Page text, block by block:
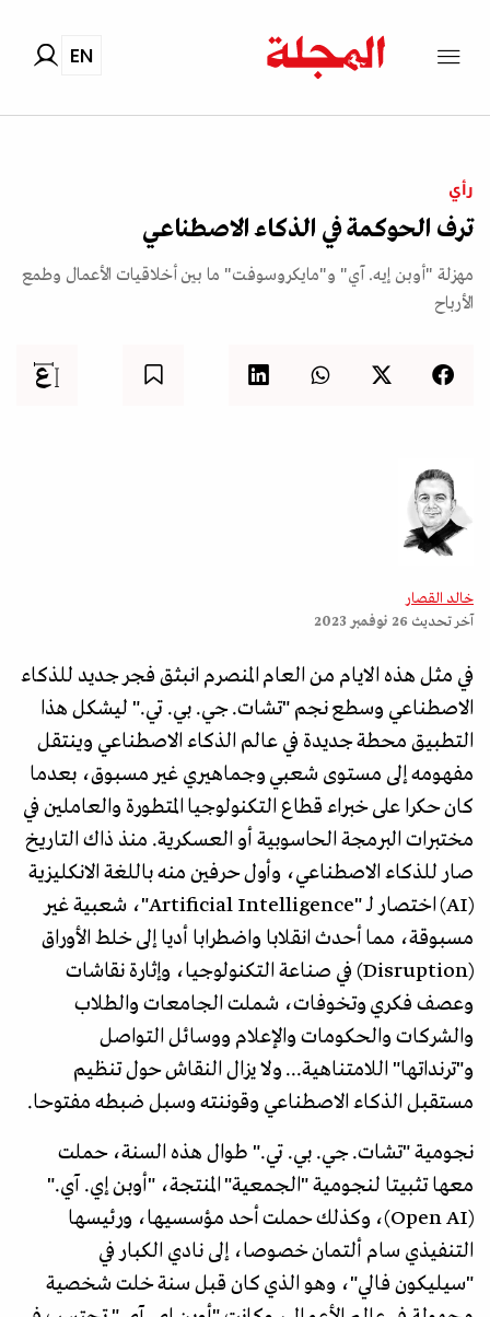
EN
رأي
ترف الحوكمة في الذكاء الاصطناعي
مهزلة "أوبن إيه. آي" و"مايكروسوفت" ما بين أخلاقيات الأعمال وطمع
الأرباح
خالد القصار
آخر تحديث 26 نوفمبر 2023
في مثل هذه الايام من العام المنصرم انبثق فجر جديد للذكاء
الاصطناعي وسطع نجم "تشات. جي. بي. تي." ليشكل هذا
التطبيق محطة جديدة في عالم الذكاء الاصطناعي وينتقل
مفهومه إلى مستوى شعبي وجماهيري غير مسبوق، بعدما
كان حكرا على خبراء قطاع التكنولوجيا المتطورة والعاملين في
مختبرات البرمجة الحاسوبية أو العسكرية. منذ ذاك التاريخ
صار للذكاء الاصطناعي، وأول حرفين منه باللغة الانكليزية
(AI) اختصار لـ "Artificial Intelligence"، شعبية غير
مسبوقة، مما أحدث انقلابا واضطرابا أديا إلى خلط الأوراق
(Disruption) في صناعة التكنولوجيا، وإثارة نقاشات
وعصف فكري وتخوفات، شملت الجامعات والطلاب
والشركات والحكومات والإعلام ووسائل التواصل
و"ترنداتها" اللامتناهية... ولا يزال النقاش حول تنظيم
مستقبل الذكاء الاصطناعي وقوننته وسبل ضبطه مفتوحا.
نجومية "تشات. جي. بي. تي." طوال هذه السنة، حملت
معها تثبيتا لنجومية "الجمعية" المنتجة، "أوبن إي. آي."
(Open AI)، وكذلك حملت أحد مؤسسيها، ورئيسها
التنفيذي سام ألتمان خصوصا، إلى نادي الكبار في
"سيليكون فالي"، وهو الذي كان قبل سنة خلت شخصية